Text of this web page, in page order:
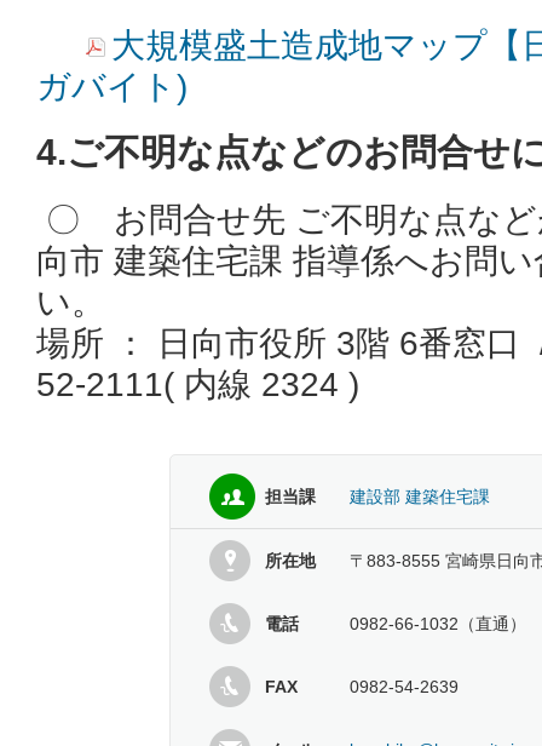
大規模盛土造成地マップ【
ガバイト)
4.ご不明な点などのお問合せ
〇 お問合せ先 ご不明な点な
向市 建築住宅課 指導係へお問
場所 ： 日向市役所 3階 6番窓
52-2111( 内線 2324 )
担当課 建設部 建築住宅課
所在地 〒883-8555 宮崎県日向
電話 0982-66-1032（直通）
FAX 0982-54-2639